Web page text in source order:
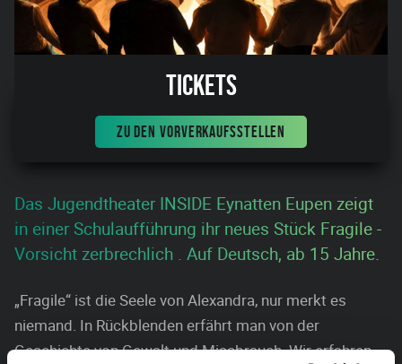
Tickets
ZU DEN VORVERKAUFSSTELLEN
Das Jugendtheater INSIDE Eynatten Eupen zeigt
in einer Schulaufführung ihr neues Stück Fragile -
Vorsicht zerbrechlich . Auf Deutsch, ab 15 Jahre.
„Fragile“ ist die Seele von Alexandra, nur merkt es
niemand. In Rückblenden erfährt man von der
Geschichte von Gewalt und Missbrauch. Wir erfahren